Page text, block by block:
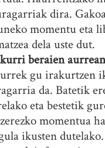
dira.
momentu eta
dela uste dut.
beraien
gu irakurtzen
da. Batetik
eta bestetik
momentua
ikusten dutelako.